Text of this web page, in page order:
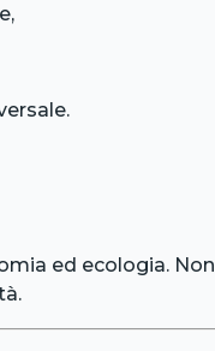
ed ecologia.